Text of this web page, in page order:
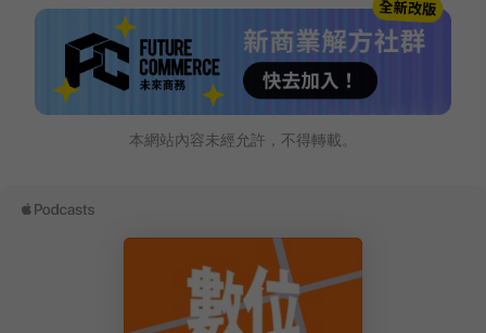
本網站內容未經允許，不得轉載。